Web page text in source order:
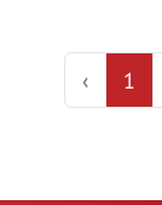
‹ 1